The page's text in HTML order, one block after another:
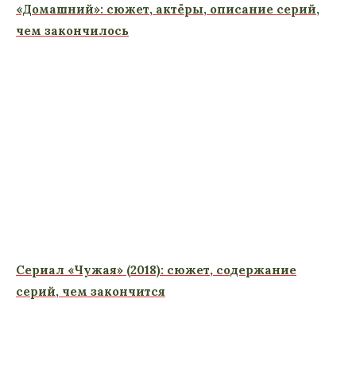
«Домашний»: сюжет, актёры, описание серий,
чем закончилось
Сериал «Чужая» (2018): сюжет, содержание
серий, чем закончится